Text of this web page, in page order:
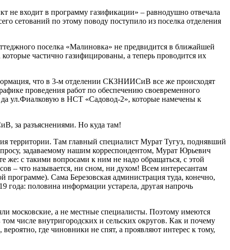
входит в программу газификации» – равнодушно отвечала
сетований по этому поводу поступило из поселка отделения
поселка «Малиновка» не предвидится в ближайшей
частично газифицированы, а теперь проводится их
что в 3-м отделении СКЗНИИСиВ все же происходят
проведения работ по обеспечению своевременного
ул.Фиалковую в НСТ «Садовод-2», которые намечены к
за разъяснениями. Но куда там!
территории. Там главный специалист Мурат Тугуз, поднявший
задаваемому нашим корреспондентом, Мурат Юрьевич
же: с такими вопросами к ним не надо обращаться, с этой
– что называется, ни сном, ни духом! Всем интересантам
программе). Сама Березовская администрация туда, конечно,
года: половина информации устарела, другая напрочь
московские, а не местные специалисты. Поэтому имеются
числе внутригородских и сельских округов. Как и почему
где чиновники не спят, а проявляют интерес к тому,